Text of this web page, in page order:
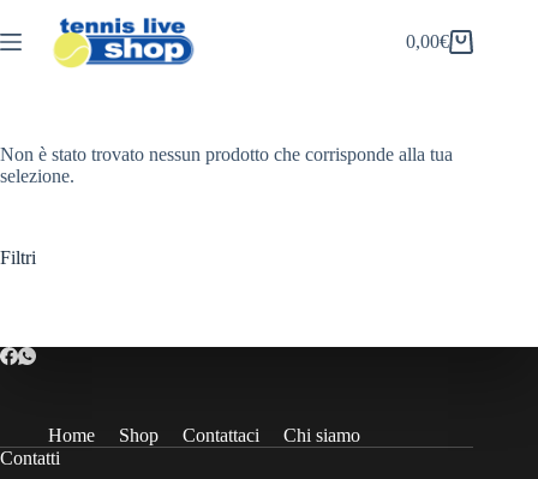
al
contenuto
Carrello
0,00€
Non è stato trovato nessun prodotto che corrisponde alla tua
selezione.
Filtri
Home Shop Contattaci
Chi siamo
Contatti